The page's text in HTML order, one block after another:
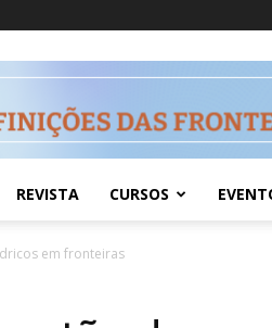
REVISTA CURSOS
em fronteiras